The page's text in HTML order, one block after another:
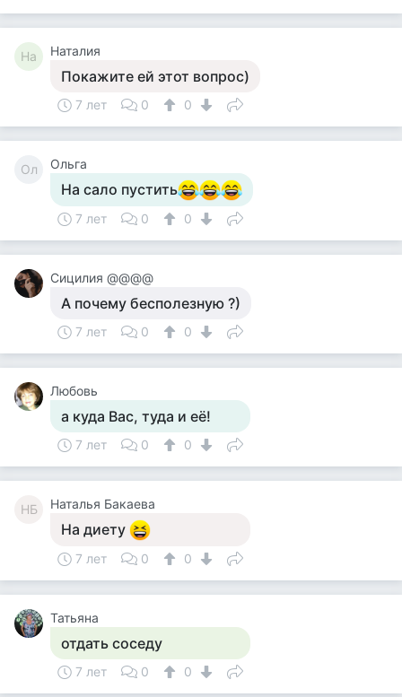
На Наталия
Покажите ей этот вопрос)
7 лет 0 0
Ол Ольга
На сало пустить
7 лет 0 0
Сицилия @@@@
А почему бесполезную ?)
7 лет 0 0
Любовь
а куда Вас, туда и её!
7 лет 0 0
НБ Наталья Бакаева
На диету
7 лет 0 0
Татьяна
отдать соседу
7 лет 0 0